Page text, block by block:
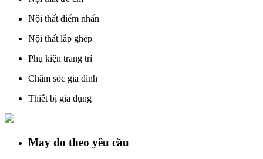
Nội thất điểm nhấn
Nội thất lắp ghép
Phụ kiện trang trí
Chăm sóc gia đình
Thiết bị gia dụng
May đo theo yêu cầu